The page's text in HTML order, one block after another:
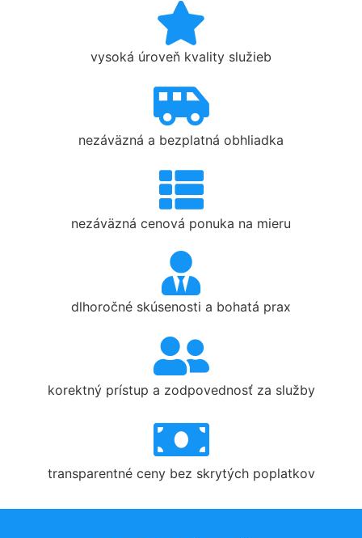
vysoká úroveň kvality služieb
nezáväzná a bezplatná obhliadka
nezáväzná cenová ponuka na mieru
dlhoročné skúsenosti a bohatá prax
korektný prístup a zodpovednosť za služby
transparentné ceny bez skrytých poplatkov